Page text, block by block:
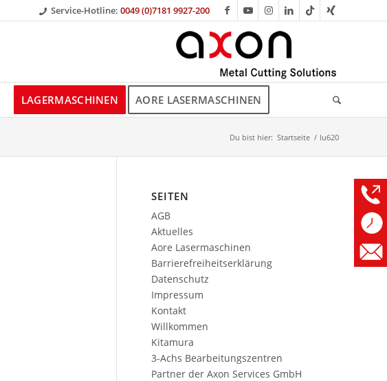
Service-Hotline: 0049 (0)7181 9927-200
LAGERMASCHINEN AORE LASERMASCHINEN
Du bist hier: Startseite / lu620
SEITEN
AGB
Aktuelles
Aore Lasermaschinen
Barrierefreiheitserklärung
Datenschutz
Impressum
Kontakt
Willkommen
Kitamura
3-Achs Bearbeitungszentren
Partner der Axon Services GmbH